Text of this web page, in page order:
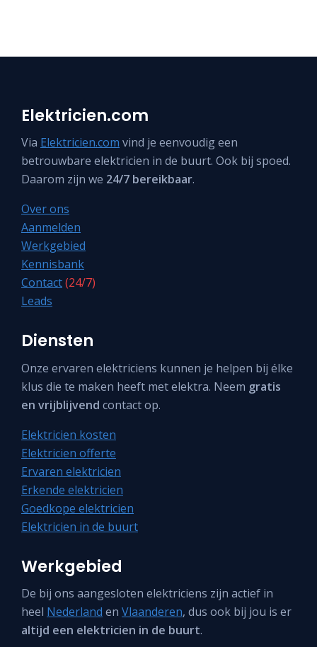
Elektricien.com
Via Elektricien.com vind je eenvoudig een
betrouwbare elektricien in de buurt. Ook bij spoed.
Daarom zijn we 24/7 bereikbaar.
Over ons
Aanmelden
Werkgebied
Kennisbank
Contact(24/7)
Leads
Diensten
Onze ervaren elektriciens kunnen je helpen bij élke
klus die te maken heeft met elektra. Neem gratis
en vrijblijvend contact op.
Elektricien kosten
Elektricien offerte
Ervaren elektricien
Erkende elektricien
Goedkope elektricien
Elektricien in de buurt
Werkgebied
De bij ons aangesloten elektriciens zijn actief in
heel Nederland en Vlaanderen, dus ook bij jou is er
altijd een elektricien in de buurt.